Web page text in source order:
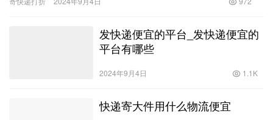
中，我们…
发快递便宜的平台_发快递便宜的
平台有哪些
2024年9月4日 1.1K
快递寄大件用什么物流便宜